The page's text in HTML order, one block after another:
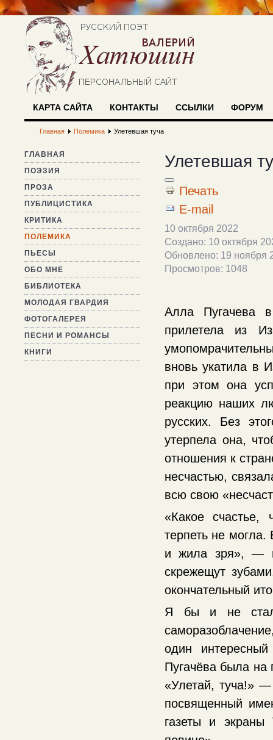
КАРТА САЙТА КОНТАКТЫ ССЫЛКИ ФОРУМ
Главная Полемика Улетевшая туча
ГЛАВНАЯ
ПОЭЗИЯ
ПРОЗА
ПУБЛИЦИСТИКА
КРИТИКА
ПОЛЕМИКА
ПЬЕСЫ
ОБО МНЕ
БИБЛИОТЕКА
МОЛОДАЯ ГВАРДИЯ
ФОТОГАЛЕРЕЯ
ПЕСНИ И РОМАНСЫ
КНИГИ
Улетевшая
Печать
E-mail
10 октября 2022
Создано: 10 октября
Обновлено: 19 ноября
Просмотров: 1048
Алла Пугачева
прилетела из
вновь укатила в
при этом она
реакцию наших
русских. Без
утерпела она,
отношения к
несчастью,
всю свою
«Какое
терпеть не
и жила зря», —
скрежещут
окончательный
Я бы и не стал
один
Пугачёва была на
«Улетай, туча!»
посвященный
газеты и